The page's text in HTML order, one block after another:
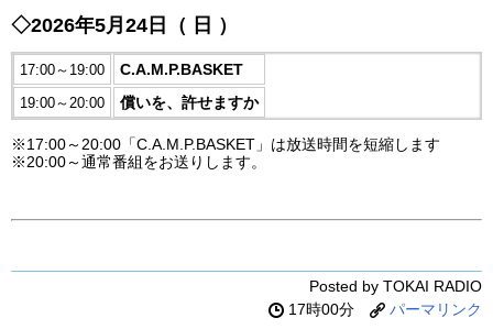
◇2026年5月24日（ 日 ）
17:00～19:00 C.A.M.P.BASKET
19:00～20:00 償いを、許せますか
※17:00～20:00「C.A.M.P.BASKET」は放送時間を短縮します
※20:00～通常番組をお送りします。
Posted by TOKAI RADIO
17時00分
パーマリンク